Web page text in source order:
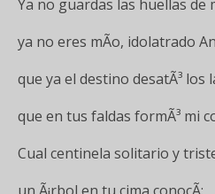
Ya no guardas las huellas de
ya no eres mÃ­o, idolatrado
que ya el destino desatÃ³ los
que en tus faldas formÃ³ mi
Cual centinela solitario y